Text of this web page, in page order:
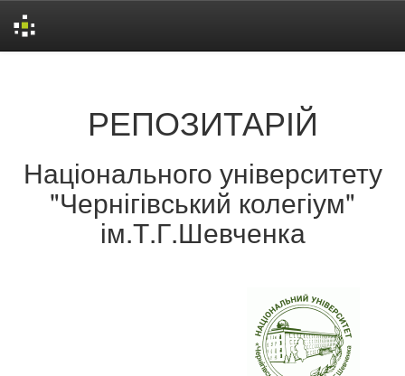
РЕПОЗИТАРІЙ
Національного університету
"Чернігівський колегіум"
ім.Т.Г.Шевченка